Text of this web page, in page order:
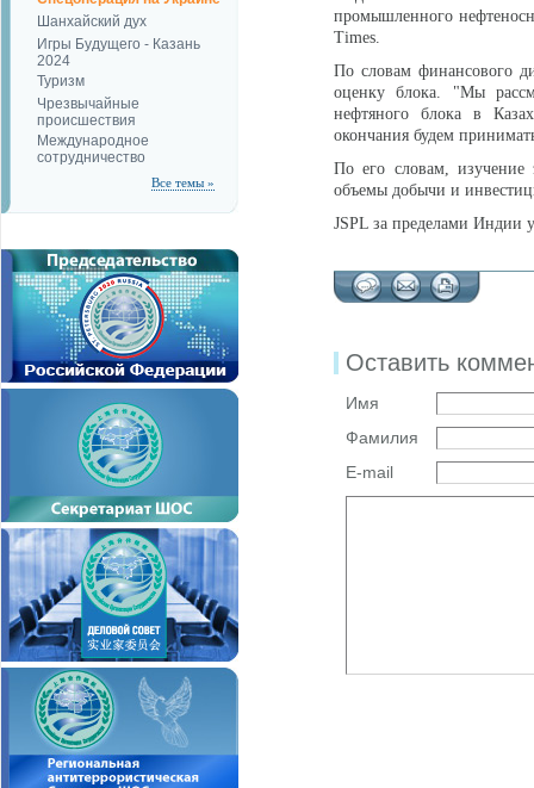
Шанхайский дух
Игры Будущего - Казань
2024
Туризм
Чрезвычайные
происшествия
Международное
сотрудничество
Все темы »
промышленного
Times.
По словам финансового
оценку блока. "Мы
нефтяного блока в
окончания будем
По его словам, изучение
объемы добычи и
JSPL за пределами Индии
Оставить
Имя
Фамилия
E-mail